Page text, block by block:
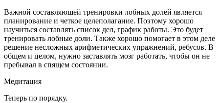
Важной составляющей тренировки лобных долей является
планирование и четкое целеполагание. Поэтому хорошо
научиться составлять список дел, график работы. Это будет
тренировать лобные доли. Также хорошо помогает в этом деле
решение несложных арифметических упражнений, ребусов. В
общем и целом, нужно заставлять мозг работать, чтобы он не
пребывал в спящем состоянии.
Медитация
Теперь по порядку.